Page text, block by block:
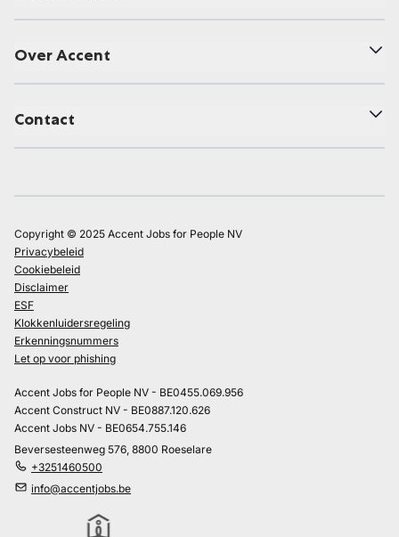
Over Accent
Contact
Copyright © 2025 Accent Jobs for People NV
Privacybeleid
Cookiebeleid
Disclaimer
ESF
Klokkenluidersregeling
Erkenningsnummers
Let op voor phishing
Accent Jobs for People NV - BE0455.069.956
Accent Construct NV - BE0887.120.626
Accent Jobs NV - BE0654.755.146
Beversesteenweg 576, 8800 Roeselare
+3251460500
info@accentjobs.be